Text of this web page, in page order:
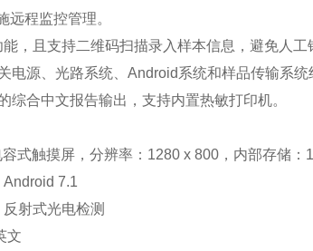
远程监控管理。
，且支持二维码扫描录入样本信息，避免人工
电源、光路系统、Android系统和样品传输系统
综合中文报告输出，支持内置热敏打印机。
式触摸屏，分辨率：1280 x 800，内部存储：
7.1
射式光电检测
文